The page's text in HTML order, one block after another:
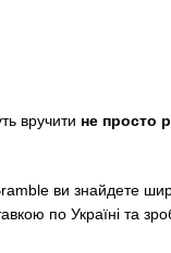
вручити не просто
ви знайдете
по Україні та